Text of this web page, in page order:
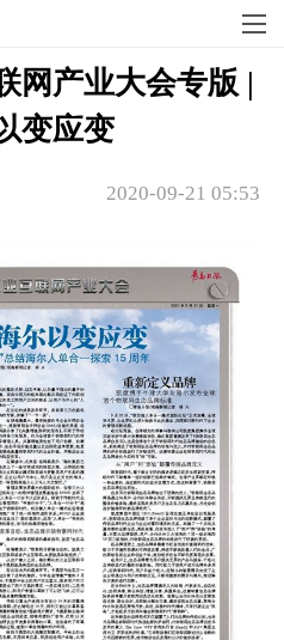
网产业大会专版 |
变应变
2020-09-21 05:53